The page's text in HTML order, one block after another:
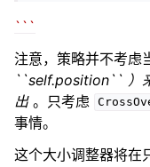
`` `
注意，策略并不考虑
``self.position`` ）
出。只考虑
事情。
这个大小调整器将在